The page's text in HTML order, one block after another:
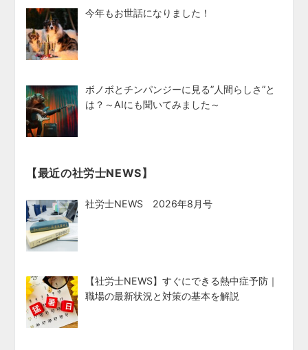
今年もお世話になりました！
ボノボとチンパンジーに見る”人間らしさ”と
は？～AIにも聞いてみました～
【最近の社労士NEWS】
社労士NEWS 2026年8月号
【社労士NEWS】すぐにできる熱中症予防｜
職場の最新状況と対策の基本を解説